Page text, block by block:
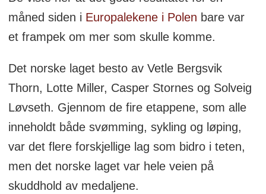
måned siden i Europalekene i Polen bare var
et frampek om mer som skulle komme.
Det norske laget besto av Vetle Bergsvik
Thorn, Lotte Miller, Casper Stornes og Solveig
Løvseth. Gjennom de fire etappene, som alle
inneholdt både svømming, sykling og løping,
var det flere forskjellige lag som bidro i teten,
men det norske laget var hele veien på
skuddhold av medaljene.